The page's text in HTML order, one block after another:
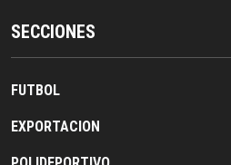
SECCIONES
FUTBOL
EXPORTACION